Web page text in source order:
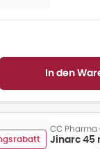
In den
CC Pharma
Jinarc 45